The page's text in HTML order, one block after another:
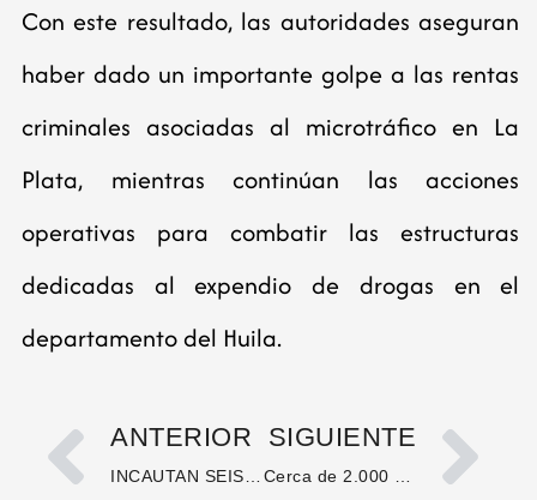
Con este resultado, las autoridades aseguran
haber dado un importante golpe a las rentas
criminales asociadas al microtráfico en La
Plata, mientras continúan las acciones
operativas para combatir las estructuras
dedicadas al expendio de drogas en el
departamento del Huila.
ANTERIOR SIGUIENTE